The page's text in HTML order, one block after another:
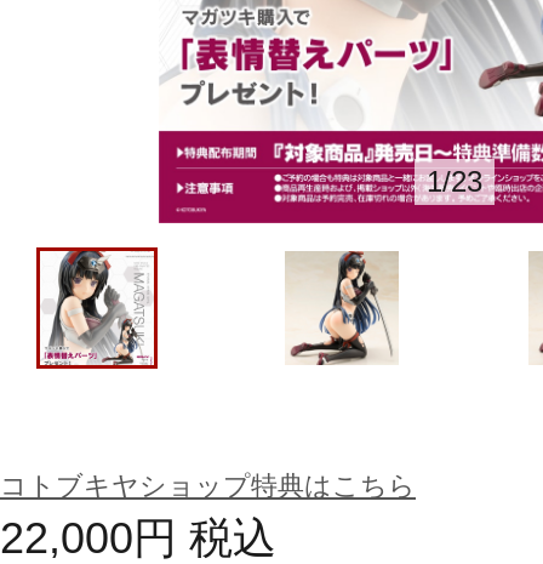
1/23
コトブキヤショップ特典はこちら
22,000円 税込